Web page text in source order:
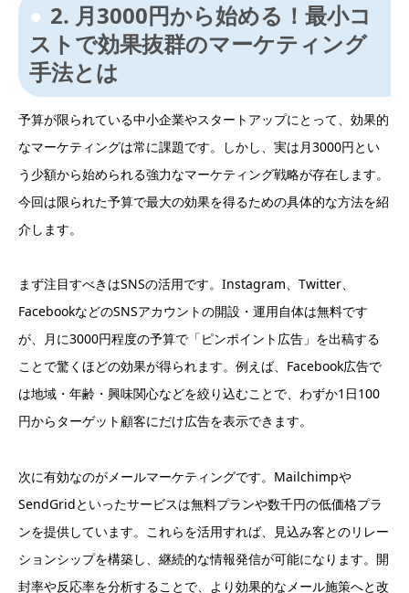
2. 月3000円から始める！最小コ
ストで効果抜群のマーケティング
手法とは
予算が限られている中小企業やスタートアップにとって、効果的
なマーケティングは常に課題です。しかし、実は月3000円とい
う少額から始められる強力なマーケティング戦略が存在します。
今回は限られた予算で最大の効果を得るための具体的な方法を紹
介します。
まず注目すべきはSNSの活用です。Instagram、Twitter、
FacebookなどのSNSアカウントの開設・運用自体は無料です
が、月に3000円程度の予算で「ピンポイント広告」を出稿する
ことで驚くほどの効果が得られます。例えば、Facebook広告で
は地域・年齢・興味関心などを絞り込むことで、わずか1日100
円からターゲット顧客にだけ広告を表示できます。
次に有効なのがメールマーケティングです。Mailchimpや
SendGridといったサービスは無料プランや数千円の低価格プラ
ンを提供しています。これらを活用すれば、見込み客とのリレー
ションシップを構築し、継続的な情報発信が可能になります。開
封率や反応率を分析することで、より効果的なメール施策へと改